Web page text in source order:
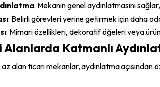
: Mekanın genel aydınlatmasını
: Belirli görevleri yerine getirmek için daha
: Mimari özellikleri, dekoratif öğeleri veya
Alanlarda Katmanlı
alan ticari mekanlar, aydınlatma